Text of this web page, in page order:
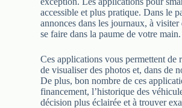
accessible et plus pratique. Dans le
annonces dans les journaux, à
se faire dans la paume de votre main.
Ces applications vous permettent de
de visualiser des photos et, dans de
De plus, bon nombre de ces
financement, l’historique des
décision plus éclairée et à trouver